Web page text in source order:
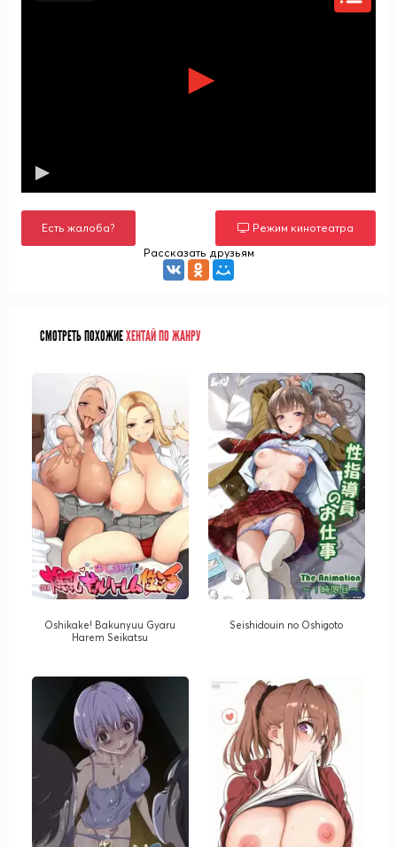
Есть жалоба?
Режим кинотеатра
Рассказать друзьям
СМОТРЕТЬ ПОХОЖИЕХЕНТАЙ ПО ЖАНРУ
Oshikake! Bakunyuu Gyaru
Harem Seikatsu
Seishidouin no Oshigoto